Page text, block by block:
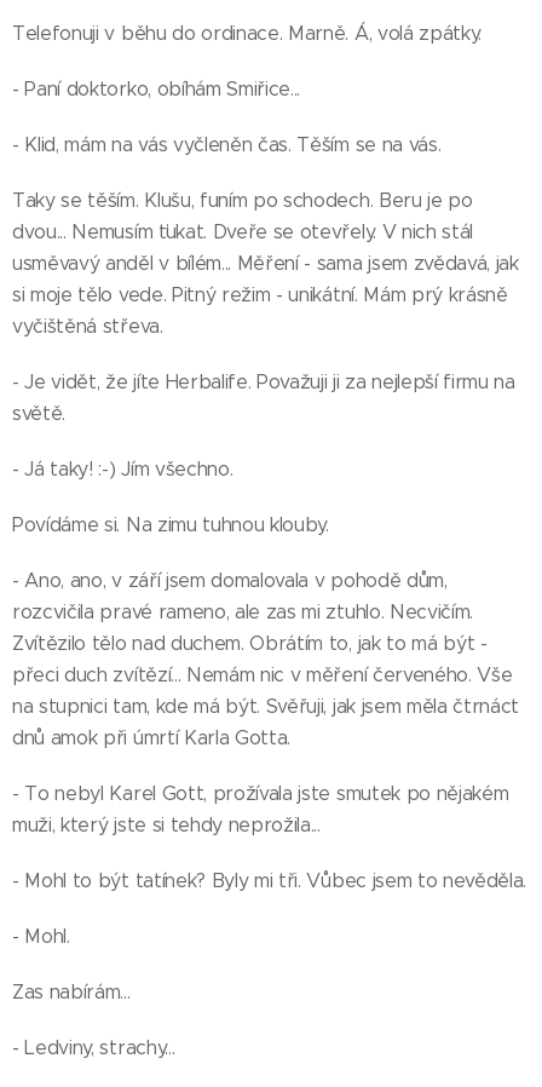
Telefonuji v běhu do ordinace. Marně. Á, volá zpátky.
- Paní doktorko, obíhám Smiřice...
- Klid, mám na vás vyčleněn čas. Těším se na vás.
Taky se těším. Klušu, funím po schodech. Beru je po
dvou... Nemusím ťukat. Dveře se otevřely. V nich stál
usměvavý anděl v bílém... Měření - sama jsem zvědavá, jak
si moje tělo vede. Pitný režim - unikátní. Mám prý krásně
vyčištěná střeva.
- Je vidět, že jíte Herbalife. Považuji ji za nejlepší firmu na
světě.
- Já taky! :-) Jím všechno.
Povídáme si. Na zimu tuhnou klouby.
- Ano, ano, v září jsem domalovala v pohodě dům,
rozcvičila pravé rameno, ale zas mi ztuhlo. Necvičím.
Zvítězilo tělo nad duchem. Obrátím to, jak to má být -
přeci duch zvítězí... Nemám nic v měření červeného. Vše
na stupnici tam, kde má být. Svěřuji, jak jsem měla čtrnáct
dnů amok při úmrtí Karla Gotta.
- To nebyl Karel Gott, prožívala jste smutek po nějakém
muži, který jste si tehdy neprožila...
- Mohl to být tatínek? Byly mi tři. Vůbec jsem to nevěděla.
- Mohl.
Zas nabírám...
- Ledviny, strachy...